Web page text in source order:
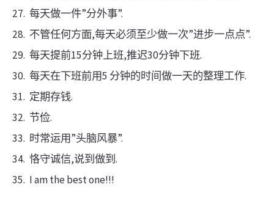
每天做一件”分外事”.
不管任何方面,每天必须至少做一次”进步一点点”.
每天提前15分钟上班,推迟30分钟下班.
每天在下班前用5 分钟的时间做一天的整理工作.
定期存钱.
节俭.
时常运用”头脑风暴”.
恪守诚信,说到做到.
I am the best one!!!